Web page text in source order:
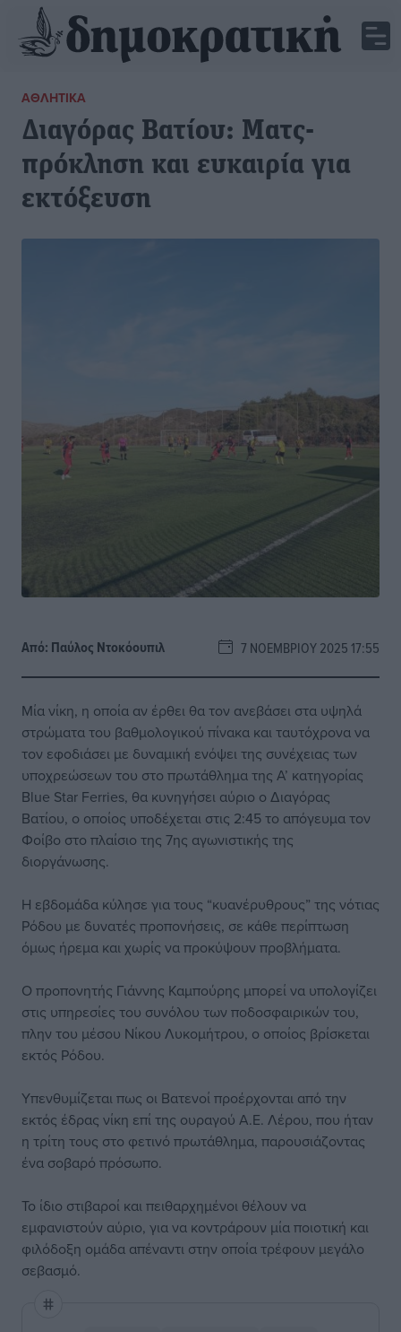
ΑΘΛΗΤΙΚΆ
Διαγόρας Βατίου: Ματς-
πρόκληση και ευκαιρία για
εκτόξευση
Από: Παύλος Nτοκόουπιλ 7 ΝΟΕΜΒΡΊΟΥ 2025 17:55
Μία νίκη, η οποία αν έρθει θα τον ανεβάσει στα υψηλά
στρώματα του βαθμολογικού πίνακα και ταυτόχρονα να
τον εφοδιάσει με δυναμική ενόψει της συνέχειας των
υποχρεώσεων του στο πρωτάθλημα της Α’ κατηγορίας
Blue Star Ferries, θα κυνηγήσει αύριο ο Διαγόρας
Βατίου, ο οποίος υποδέχεται στις 2:45 το απόγευμα τον
Φοίβο στο πλαίσιο της 7ης αγωνιστικής της
διοργάνωσης.
Η εβδομάδα κύλησε για τους “κυανέρυθρους” της νότιας
Ρόδου με δυνατές προπονήσεις, σε κάθε περίπτωση
όμως ήρεμα και χωρίς να προκύψουν προβλήματα.
Ο προπονητής Γιάννης Καμπούρης μπορεί να υπολογίζει
στις υπηρεσίες του συνόλου των ποδοσφαιρικών του,
πλην του μέσου Νίκου Λυκομήτρου, ο οποίος βρίσκεται
εκτός Ρόδου.
Υπενθυμίζεται πως οι Βατενοί προέρχονται από την
εκτός έδρας νίκη επί της ουραγού Α.Ε. Λέρου, που ήταν
η τρίτη τους στο φετινό πρωτάθλημα, παρουσιάζοντας
ένα σοβαρό πρόσωπο.
Το ίδιο στιβαροί και πειθαρχημένοι θέλουν να
εμφανιστούν αύριο, για να κοντράρουν μία ποιοτική και
φιλόδοξη ομάδα απέναντι στην οποία τρέφουν μεγάλο
σεβασμό.